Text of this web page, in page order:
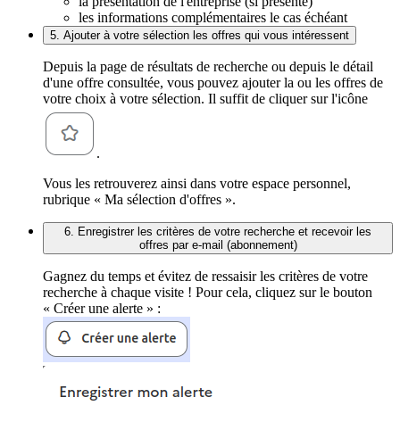
les informations complémentaires le cas échéant
5. Ajouter à votre sélection les offres qui vous intéressent
Depuis la page de résultats de recherche ou depuis le détail
d'une offre consultée, vous pouvez ajouter la ou les offres de
votre choix à votre sélection. Il suffit de cliquer sur l'icône
.
Vous les retrouverez ainsi dans votre espace personnel,
rubrique « Ma sélection d'offres ».
6. Enregistrer les critères de votre recherche et recevoir les
offres par e-mail (abonnement)
Gagnez du temps et évitez de ressaisir les critères de votre
recherche à chaque visite ! Pour cela, cliquez sur le bouton
« Créer une alerte » :